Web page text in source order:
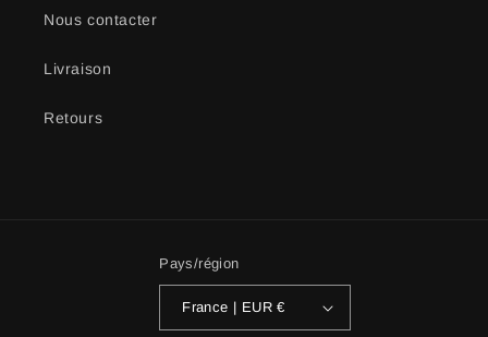
Nous contacter
Livraison
Retours
Pays/région
France | EUR €